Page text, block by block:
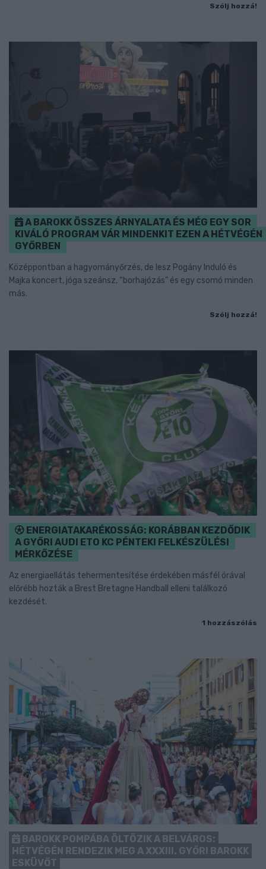
Szólj hozzá!
A BAROKK ÖSSZES ÁRNYALATA ÉS MÉG EGY SOR
KIVÁLÓ PROGRAM VÁR MINDENKIT EZEN A HÉTVÉGÉN
GYŐRBEN
Középpontban a hagyományőrzés, de lesz Pogány Induló és
Majka koncert, jóga szeánsz, “borhajózás” és egy csomó minden
más.
Szólj hozzá!
ENERGIATAKARÉKOSSÁG: KORÁBBAN KEZDŐDIK
A GYŐRI AUDI ETO KC PÉNTEKI FELKÉSZÜLÉSI
MÉRKŐZÉSE
Az energiaellátás tehermentesítése érdekében másfél órával
előrébb hozták a Brest Bretagne Handball elleni találkozó
kezdését.
1 hozzászólás
BAROKK POMPÁBA ÖLTÖZIK A BELVÁROS:
HÉTVÉGÉN RENDEZIK MEG A XXXIII. GYŐRI BAROKK
ESKÜVŐT